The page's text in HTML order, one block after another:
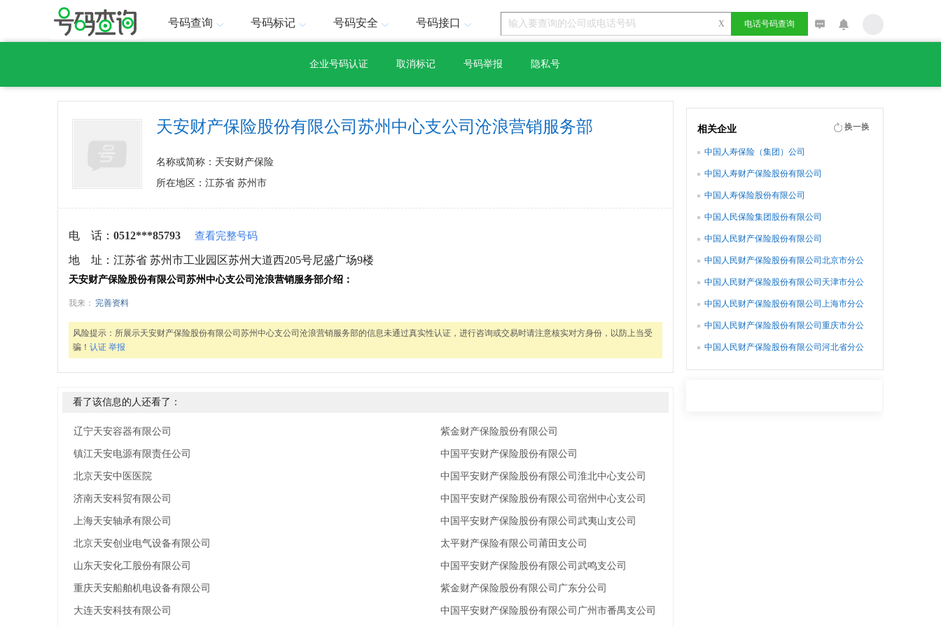
号码查询 号码标记 号码安全 号码接口 X 电话号码查询
企业号码认证 取消标记 号码举报 隐私号
天安财产保险股份有限公司苏州中心支公司沧浪营销服务部
名称或简称：天安财产保险
所在地区：江苏省 苏州市
电 话： 0512***85793 查看完整号码
地 址： 江苏省 苏州市工业园区苏州大道西205号尼盛广场9楼
天安财产保险股份有限公司苏州中心支公司沧浪营销服务部介绍：
我来： 完善资料
风险提示： 所展示天安财产保险股份有限公司苏州中心支公司沧浪营销服务部的信息未通过真实性认证，进行咨询或交易时请注意核实对方身份，以防上当受
骗！ 认证 举报
看了该信息的人还看了：
辽宁天安容器有限公司
镇江天安电源有限责任公司
北京天安中医医院
济南天安科贸有限公司
上海天安轴承有限公司
北京天安创业电气设备有限公司
山东天安化工股份有限公司
重庆天安船舶机电设备有限公司
大连天安科技有限公司
紫金财产保险股份有限公司
中国平安财产保险股份有限公司
中国平安财产保险股份有限公司淮北中心支公司
中国平安财产保险股份有限公司宿州中心支公司
中国平安财产保险股份有限公司武夷山支公司
太平财产保险有限公司莆田支公司
中国平安财产保险股份有限公司武鸣支公司
紫金财产保险股份有限公司广东分公司
中国平安财产保险股份有限公司广州市番禺支公司
相关企业 换一换
中国人寿保险（集团）公司
中国人寿财产保险股份有限公司
中国人寿保险股份有限公司
中国人民保险集团股份有限公司
中国人民财产保险股份有限公司
中国人民财产保险股份有限公司北京市分公
中国人民财产保险股份有限公司天津市分公
中国人民财产保险股份有限公司上海市分公
中国人民财产保险股份有限公司重庆市分公
中国人民财产保险股份有限公司河北省分公